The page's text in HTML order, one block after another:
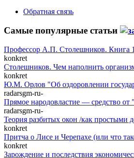
Обратная связь
Самые популярные статьи
Профессор А.П. Столешников. Книга
konkret
Столешников. Чем наполнить
konkret
Ю.М. Орлов "Об оздоровлении
radarsgm-ru-
Прямое народовластие — средство
radarsgm-ru-
Теория разбитых окон /как простыми
konkret
Притча о Лисе и Черепахе (или что
konkret
Зарождение и последствия